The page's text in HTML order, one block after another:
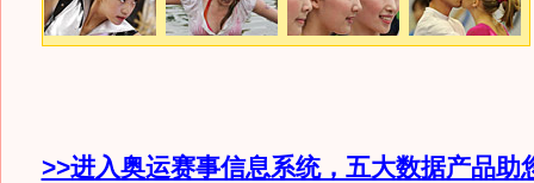
>>进入奥运赛事信息系统，五大数据产品助